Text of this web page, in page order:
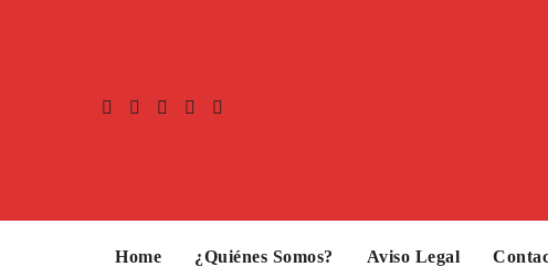
Home ¿Quiénes Somos? Aviso Legal